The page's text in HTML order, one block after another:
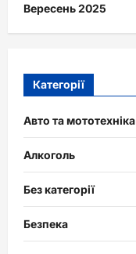
Вересень 2025
Категорії
Авто та мототехніка
Алкоголь
Без категорії
Безпека